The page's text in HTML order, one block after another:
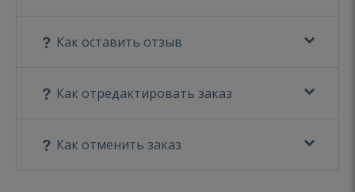
Как оставить отзыв
Как отредактировать заказ
Как отменить заказ